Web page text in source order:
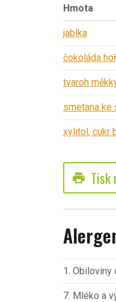
Hmota
jablka
čokoláda
tvaroh
smetana ke
xylitol, cukr
print Tisk
1. Obiloviny
7. Mléko a